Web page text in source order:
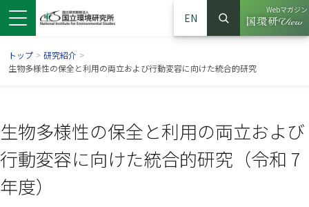
EN
サイト内検索
検索
Webマガジン
（別ウイ
トップ > 研究紹介 >
生物多様性の保全と利用の両立および行動変容に向けた統合的研究
生物多様性の保全と利用の両立および
行動変容に向けた統合的研究（令和 7
年度）